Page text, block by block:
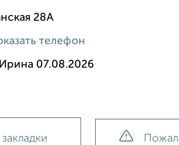
28А
телефон
07.08.2026
закладки